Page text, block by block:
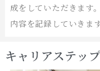
成をしていただきます
内容を記録していきます
キャリアステップ